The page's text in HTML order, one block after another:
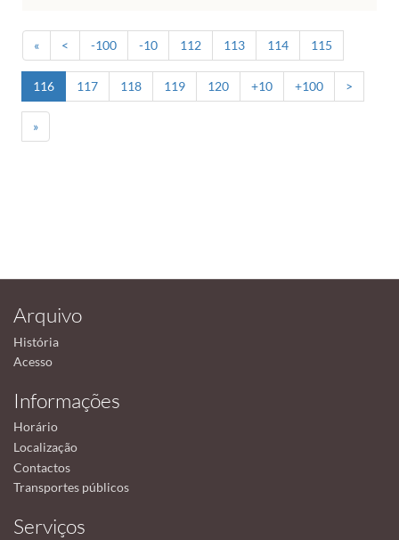
« < -100 -10 112 113 114 115
116 117 118 119 120 +10 +100 >
»
Arquivo
História
Acesso
Informações
Horário
Localização
Contactos
Transportes públicos
Serviços